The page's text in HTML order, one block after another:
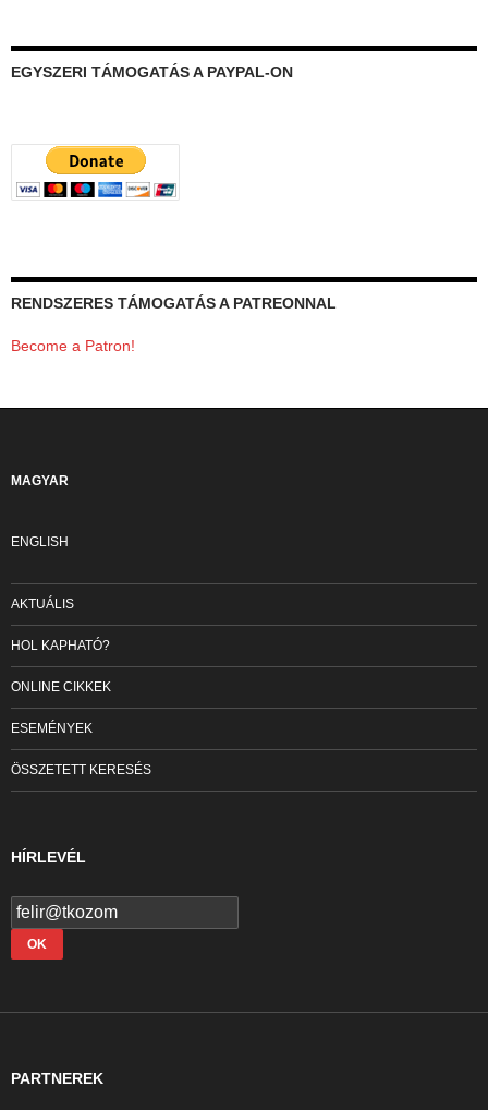
EGYSZERI TÁMOGATÁS A PAYPAL-ON
RENDSZERES TÁMOGATÁS A PATREONNAL
Become a Patron!
MAGYAR
ENGLISH
AKTUÁLIS
HOL KAPHATÓ?
ONLINE CIKKEK
ESEMÉNYEK
ÖSSZETETT KERESÉS
HÍRLEVÉL
PARTNEREK